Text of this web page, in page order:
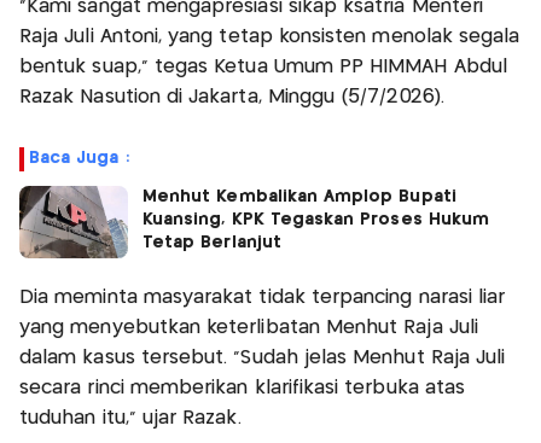
"Kami sangat mengapresiasi sikap ksatria Menteri
Raja Juli Antoni, yang tetap konsisten menolak segala
bentuk suap," tegas Ketua Umum PP HIMMAH Abdul
Razak Nasution di Jakarta, Minggu (5/7/2026).
Baca Juga :
Menhut Kembalikan Amplop Bupati
Kuansing, KPK Tegaskan Proses Hukum
Tetap Berlanjut
Dia meminta masyarakat tidak terpancing narasi liar
yang menyebutkan keterlibatan Menhut Raja Juli
dalam kasus tersebut. "Sudah jelas Menhut Raja Juli
secara rinci memberikan klarifikasi terbuka atas
tuduhan itu," ujar Razak.